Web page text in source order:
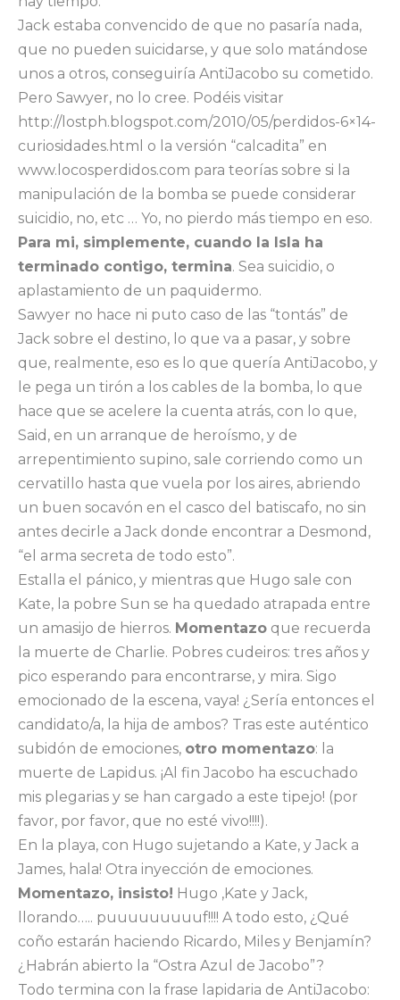
Jack estaba convencido de que no pasaría nada,
que no pueden suicidarse, y que solo matándose
unos a otros, conseguiría AntiJacobo su cometido.
Pero Sawyer, no lo cree. Podéis visitar
http://lostph.blogspot.com/2010/05/perdidos-6×14-
curiosidades.html o la versión “calcadita” en
www.locosperdidos.com para teorías sobre si la
manipulación de la bomba se puede considerar
suicidio, no, etc … Yo, no pierdo más tiempo en eso.
Para mi, simplemente, cuando la Isla ha
terminado contigo, termina. Sea suicidio, o
aplastamiento de un paquidermo.
Sawyer no hace ni puto caso de las “tontás” de
Jack sobre el destino, lo que va a pasar, y sobre
que, realmente, eso es lo que quería AntiJacobo, y
le pega un tirón a los cables de la bomba, lo que
hace que se acelere la cuenta atrás, con lo que,
Said, en un arranque de heroísmo, y de
arrepentimiento supino, sale corriendo como un
cervatillo hasta que vuela por los aires, abriendo
un buen socavón en el casco del batiscafo, no sin
antes decirle a Jack donde encontrar a Desmond,
“el arma secreta de todo esto”.
Estalla el pánico, y mientras que Hugo sale con
Kate, la pobre Sun se ha quedado atrapada entre
un amasijo de hierros. Momentazo que recuerda
la muerte de Charlie. Pobres cudeiros: tres años y
pico esperando para encontrarse, y mira. Sigo
emocionado de la escena, vaya! ¿Sería entonces el
candidato/a, la hija de ambos? Tras este auténtico
subidón de emociones, otro momentazo: la
muerte de Lapidus. ¡Al fin Jacobo ha escuchado
mis plegarias y se han cargado a este tipejo! (por
favor, por favor, que no esté vivo!!!!).
En la playa, con Hugo sujetando a Kate, y Jack a
James, hala! Otra inyección de emociones.
Momentazo, insisto! Hugo ,Kate y Jack,
llorando….. puuuuuuuuuf!!!! A todo esto, ¿Qué
coño estarán haciendo Ricardo, Miles y Benjamín?
¿Habrán abierto la “Ostra Azul de Jacobo”?
Todo termina con la frase lapidaria de AntiJacobo: